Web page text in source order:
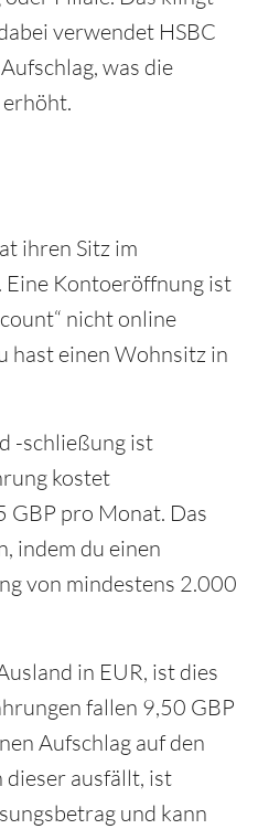
verwendet HSBC
was die
ihren Sitz im
Kontoeröffnung ist
nicht online
hast einen Wohnsitz in
-schließung ist
kostet
GBP pro Monat. Das
indem du einen
von mindestens 2.000
in EUR, ist dies
fallen 9,50 GBP
Aufschlag auf den
dieser ausfällt, ist
und kann